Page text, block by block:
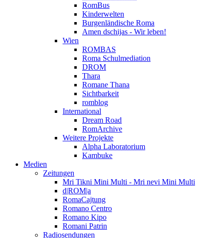
RomBus
Kinderwelten
Burgenländische Roma
Amen dschijas - Wir leben!
Wien
ROMBAS
Roma Schulmediation
DROM
Thara
Romane Thana
Sichtbarkeit
romblog
International
Dream Road
RomArchive
Weitere Projekte
Alpha Laboratorium
Kambuke
Medien
Zeitungen
Mri Tikni Mini Multi - Mri nevi Mini Multi
d|ROM|a
RomaCajtung
Romano Centro
Romano Kipo
Romani Patrin
Radiosendungen